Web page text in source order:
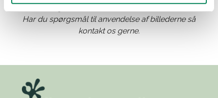
angivelse af Floradania som kilde.
Har du spørgsmål til anvendelse af billederne så
kontakt os gerne.